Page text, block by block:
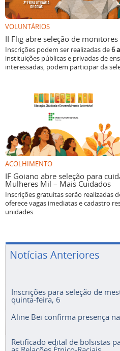
VOLUNTÁRIOS
II Flig abre seleção de monitores
Inscrições podem ser realizadas de6
instituições públicas e privadas de
interessadas, podem participar da
ACOLHIMENTO
IF Goiano abre seleção para
Mulheres Mil – Mais Cuidados
Inscrições gratuitas serão realizadas
oferece vagas imediatas e cadastro
unidades.
Notícias Anteriores
Inscrições para seleção de
quinta-feira, 6
Aline Bei confirma presença
Retificado edital de bolsistas